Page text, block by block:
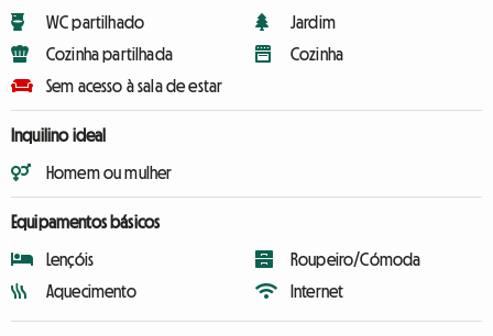
WC partilhado
Cozinha partilhada
Sem acesso à sala de estar
Jardim
Cozinha
Inquilino ideal
Homem ou mulher
Equipamentos básicos
Lençóis
Aquecimento
Roupeiro/Cómoda
Internet